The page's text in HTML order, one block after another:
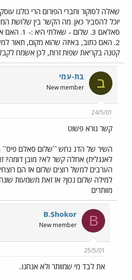
שאלה לסוקור וחברי הפורום הרי כולנו
סאלאם 3.
2. האם כתוב, באיזה שהוא מקום, תאור
קטנה בקריאת שפות זרות, לכן אשמח
ב בת-עמי
New member
24/5/01
קשר נורא פשוט
השיר של הדג נחש ``שלום סאלם פיס``
לאנגלית) אחלה קשר לא? מובן דומה?
הערבים למשל רוצים שלום אז הם
למילה שלום נכון? אז זאת משמעות
מוותרים
B
B.Shokor
New member
25/5/01
את לבד מי שמוותר ולא אנחנו..